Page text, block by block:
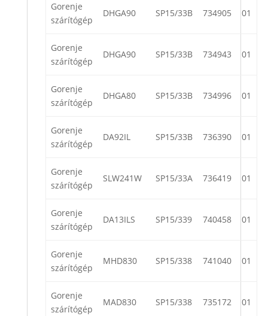
Gorenje
szárítógép
DHGA90 SP15/33B 734905 01
Gorenje
szárítógép
DHGA90 SP15/33B 734943 01
Gorenje
szárítógép
DHGA80 SP15/33B 734996 01
Gorenje
szárítógép
DA92IL SP15/33B 736390 01
Gorenje
szárítógép
SLW241W SP15/33A 736419 01
Gorenje
szárítógép
DA13ILS SP15/339 740458 01
Gorenje
szárítógép
MHD830 SP15/338 741040 01
Gorenje
szárítógép
MAD830 SP15/338 735172 01